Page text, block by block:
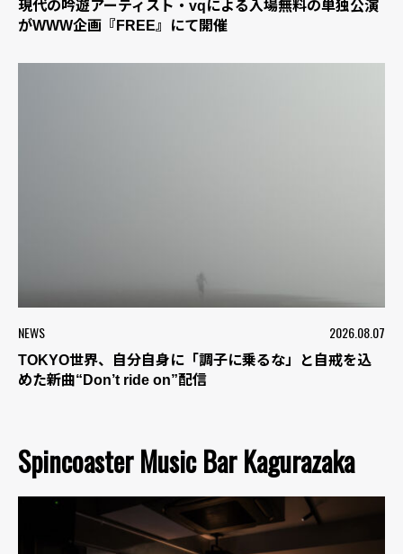
現代の吟遊アーティスト・vqによる入場無料の単独公演
がWWW企画『FREE』にて開催
NEWS 2026.08.07
TOKYO世界、自分自身に「調子に乗るな」と自戒を込
めた新曲“Don’t ride on”配信
Spincoaster Music Bar Kagurazaka